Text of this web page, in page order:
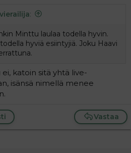
vierailija:
Minttu laulaa todella hyvin.
hyviä esiintyjiä. Joku Haavi
katoin sitä yhtä live-
isänsä nimellä menee
Vastaa